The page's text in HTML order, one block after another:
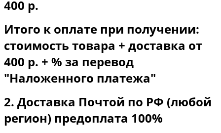
400 р.
Итого к оплате при получении:
стоимость товара + доставка от
400 р. + % за перевод
"Наложенного платежа"
2. Доставка Почтой по РФ (любой
регион) предоплата 100%